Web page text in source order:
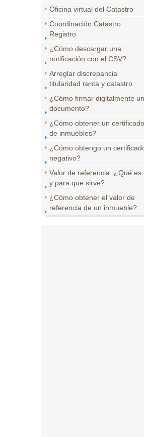
Oficina virtual del Catastro
Coordinación Catastro
Registro
¿Cómo descargar una
notificación con el CSV?
Arreglar discrepancia
titularidad renta y catastro
¿Cómo firmar digitalmente un
documento?
¿Cómo obtener un certificado
de inmuebles?
¿Cómo obtengo un
negativo?
Valor de referencia. ¿Qué es
y para que sirve?
¿Cómo obtener el valor de
referencia de un inmueble?